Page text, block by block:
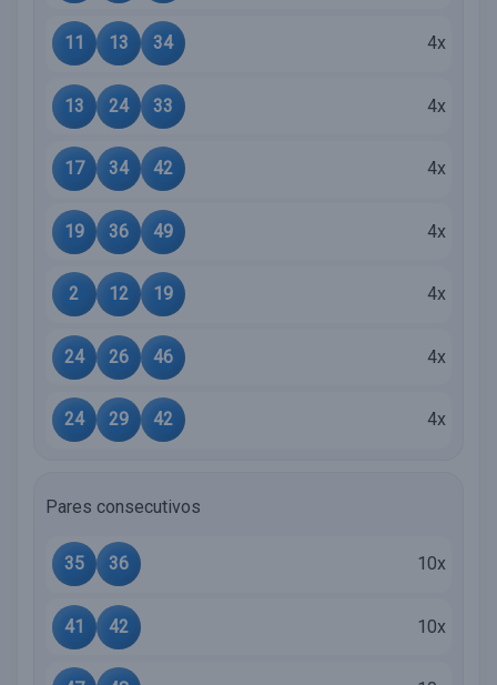
11 13 34 4x
13 24 33 4x
17 34 42 4x
19 36 49 4x
2 12 19 4x
24 26 46 4x
24 29 42 4x
Pares consecutivos
35 36 10x
41 42 10x